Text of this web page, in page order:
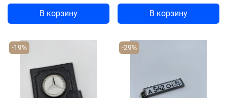
В корзину В корзину
-19% -29%